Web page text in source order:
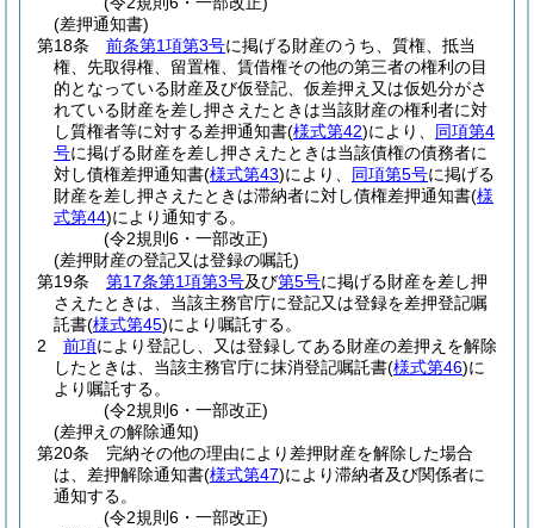
(差押通知書)
第18条
前条第1項第3号に掲げる財産のうち、質権、抵当
権、先取得権、留置権、賃借権その他の第三者の権利の目
的となっている財産及び仮登記、仮差押え又は仮処分がさ
れている財産を差し押さえたときは当該財産の権利者に対
し質権者等に対する差押通知書(様式第42)により、 同項第4
号に掲げる財産を差し押さえたときは当該債権の債務者に
対し債権差押通知書(様式第43)により、 同項第5号に掲げる
財産を差し押さえたときは滞納者に対し債権差押通知書(様
式第44)により通知する。
(令2規則6・一部改正)
(差押財産の登記又は登録の嘱託)
第19条
第17条第1項第3号及び第5号に掲げる財産を差し押
さえたときは、当該主務官庁に登記又は登録を差押登記嘱
託書(様式第45)により嘱託する。
2
前項により登記し、又は登録してある財産の差押えを解除
したときは、当該主務官庁に抹消登記嘱託書(様式第46)に
より嘱託する。
(令2規則6・一部改正)
(差押えの解除通知)
第20条
完納その他の理由により差押財産を解除した場合
は、差押解除通知書(様式第47)により滞納者及び関係者に
通知する。
(令2規則6・一部改正)